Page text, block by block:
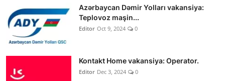
Azərbaycan Dəmir Yolları vakansiya:
Teplovoz maşin...
Editor Oct 9, 2024 0
Kontakt Home vakansiya: Operator.
Editor Dec 3, 2024 0